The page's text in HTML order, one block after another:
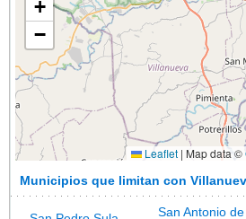
+
−
Leaflet | Map data ©
Municipios que limitan con
San Antonio de